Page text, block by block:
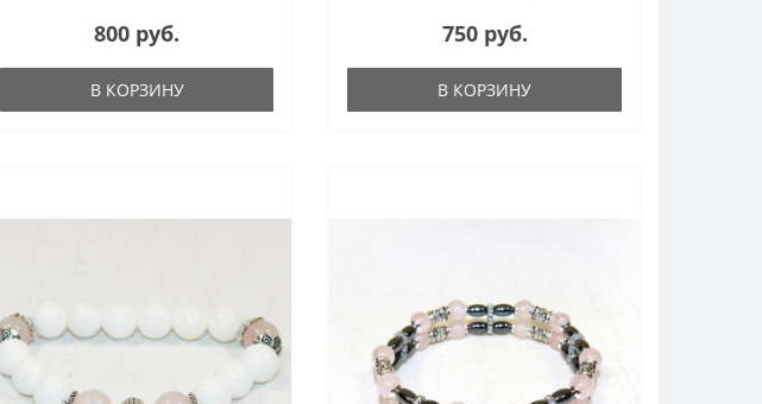
800 руб.
В КОРЗИНУ
750 руб.
В КОРЗИНУ